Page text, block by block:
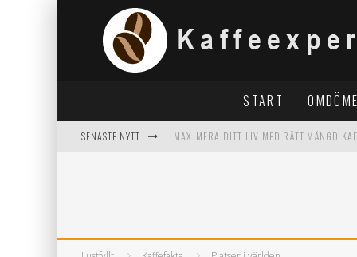
START
SENASTE NYTT MAXIMERA DITT LIV MED RÄTT MÄNGD